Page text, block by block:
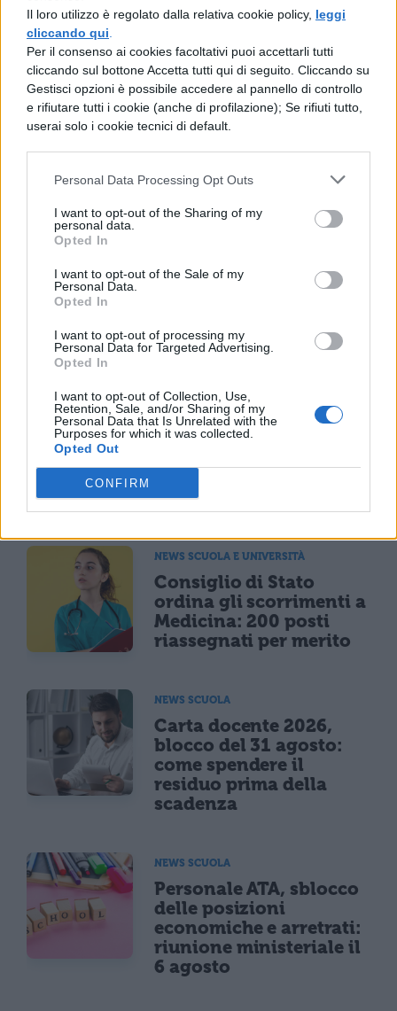
Il loro utilizzo è regolato dalla relativa cookie policy, leggi
cliccando qui
Per il consenso ai cookies facoltativi puoi accettarli tutti
cliccando sul bottone Accetta tutti qui di seguito. Cliccando su
Gestisci opzioni è possibile accedere al pannello di controllo
e rifiutare tutti i cookie (anche di profilazione); Se rifiuti tutto,
userai solo i cookie tecnici di default.
Personal Data Processing Opt Outs
I want to opt-out of the Sharing of my
personal data.
Opted In
I want to opt-out of the Sale of my
Personal Data.
Opted In
I want to opt-out of processing my
Personal Data for Targeted Advertising.
Opted In
I want to opt-out of Collection, Use,
Retention, Sale, and/or Sharing of my
Personal Data that Is Unrelated with the
Purposes for which it was collected.
Opted Out
CONFIRM
(Fonte foto: Twitter)
TI POTREBBE INTERESSARE
Maturità 2026, il sud
domina con 14.123 lodi
25% per il taglio ai
bonus
NEWS SCUOLA E UNIVERSITÀ
Programma Rita Levi
per assunzioni e ricerca
NEWS SCUOLA E UNIVERSITÀ
Consiglio di Stato
ordina gli scorrimenti a
Medicina: 200 posti
riassegnati per merito
NEWS SCUOLA
Carta docente 2026,
blocco del 31 agosto:
come spendere il
residuo prima della
scadenza
NEWS SCUOLA
Personale ATA, sblocco
delle posizioni
economiche e arretrati:
riunione ministeriale il
6 agosto